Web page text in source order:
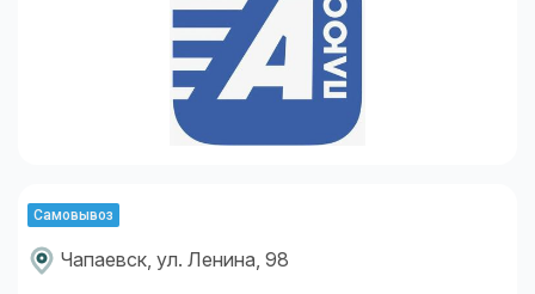
Самовывоз
Чапаевск, ул. Ленина, 98